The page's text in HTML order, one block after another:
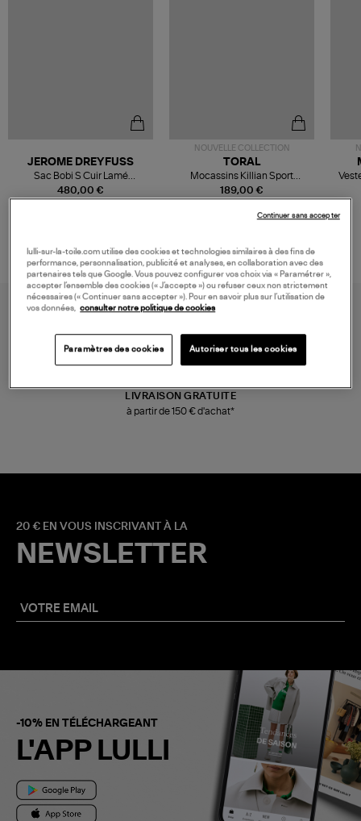
480,00 €
JEROME DREYFUSS
Sac Bobi S Cuir Lamé
Champagne
NOUVELLE COLLECTION
189,00 €
TORAL
Mocassins Killian Sport
Mousse
LIVRAISON GRATUITE
à partir de 150 € d'achat*
20 € EN VOUS INSCRIVANT À LA
NEWSLETTER
-10% EN TÉLÉCHARGEANT
L'APP LULLI
lulli-sur-la-toile.com utilise des cookies et technologies similaires à des fins de
performance, personnalisation, publicité et analyses, en collaboration avec des
partenaires tels que Google. Vous pouvez configurer vos choix via « Paramétrer »,
accepter l’ensemble des cookies (« J’accepte ») ou refuser ceux non strictement
nécessaires (« Continuer sans accepter »). Pour en savoir plus sur l’utilisation de
vos données, consulter notre politique de cookies
Paramètres des cookies Autoriser tous les cookies
Continuer sans accepter